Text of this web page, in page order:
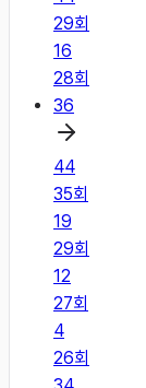
29회
16
28회
36
44
35회
19
29회
12
27회
4
26회